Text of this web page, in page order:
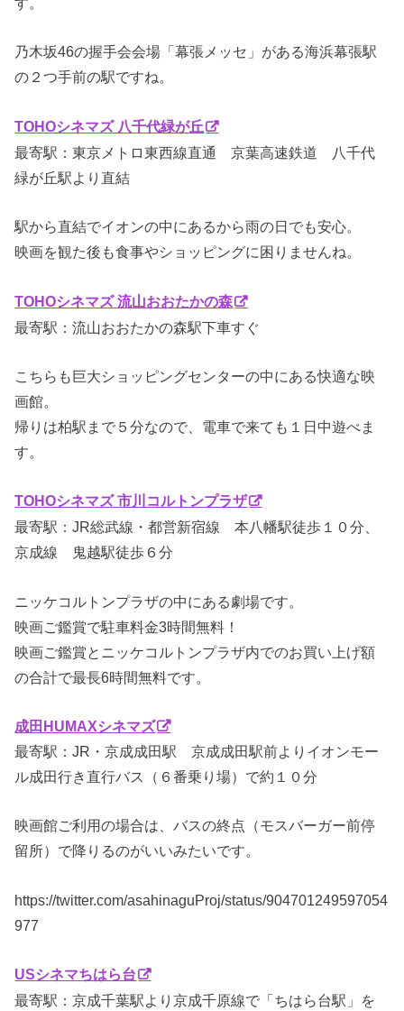
乃木坂46の握手会会場「幕張メッセ」がある海浜幕張駅
の２つ手前の駅ですね。
TOHOシネマズ 八千代緑が丘
最寄駅：東京メトロ東西線直通 京葉高速鉄道 八千代
緑が丘駅より直結
駅から直結でイオンの中にあるから雨の日でも安心。
映画を観た後も食事やショッピングに困りませんね。
TOHOシネマズ 流山おおたかの森
最寄駅：流山おおたかの森駅下車すぐ
こちらも巨大ショッピングセンターの中にある快適な映
画館。
帰りは柏駅まで５分なので、電車で来ても１日中遊べま
す。
TOHOシネマズ 市川コルトンプラザ
最寄駅：JR総武線・都営新宿線 本八幡駅徒歩１０分、
京成線 鬼越駅徒歩６分
ニッケコルトンプラザの中にある劇場です。
映画ご鑑賞で駐車料金3時間無料！
映画ご鑑賞とニッケコルトンプラザ内でのお買い上げ額
の合計で最長6時間無料です。
成田HUMAXシネマズ
最寄駅：JR・京成成田駅 京成成田駅前よりイオンモー
ル成田行き直行バス（６番乗り場）で約１０分
映画館ご利用の場合は、バスの終点（モスバーガー前停
留所）で降りるのがいいみたいです。
https://twitter.com/asahinaguProj/status/904701249597054
977
USシネマちはら台
最寄駅：京成千葉駅より京成千原線で「ちはら台駅」を